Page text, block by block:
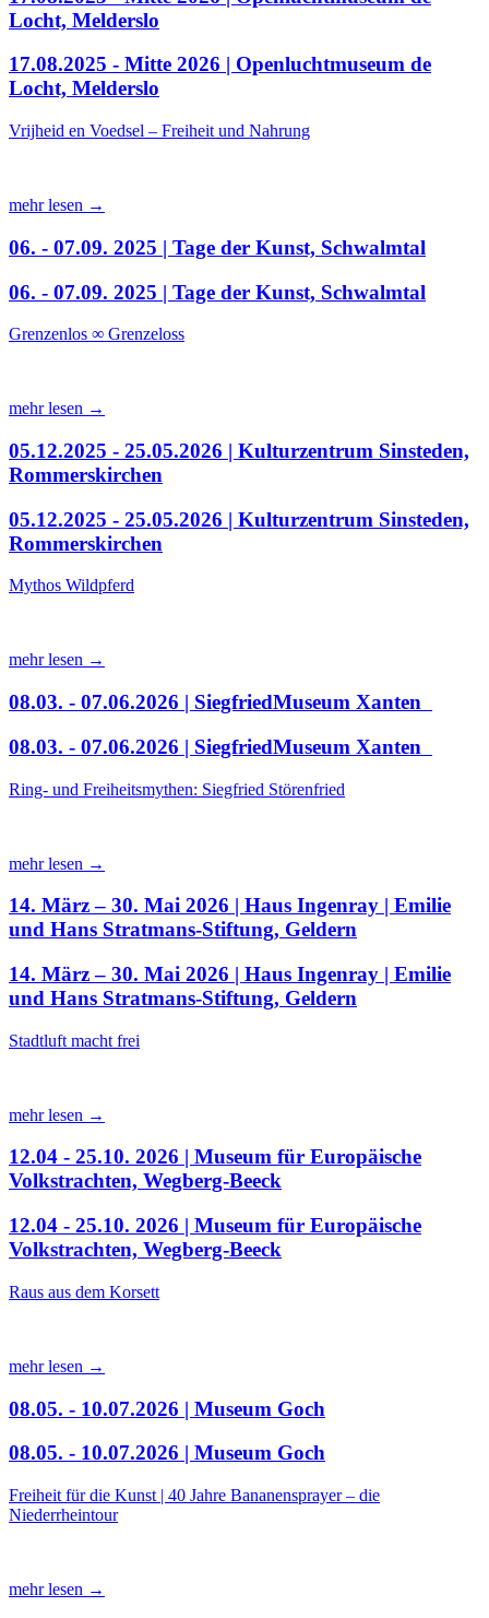
Locht, Melderslo
17.08.2025 - Mitte 2026 | Openluchtmuseum de
Locht, Melderslo
Vrijheid en Voedsel – Freiheit und Nahrung
mehr lesen →
06. - 07.09. 2025 | Tage der Kunst, Schwalmtal
06. - 07.09. 2025 | Tage der Kunst, Schwalmtal
Grenzenlos ∞ Grenzeloss
mehr lesen →
05.12.2025 - 25.05.2026 | Kulturzentrum Sinsteden,
Rommerskirchen
05.12.2025 - 25.05.2026 | Kulturzentrum Sinsteden,
Rommerskirchen
Mythos Wildpferd
mehr lesen →
08.03. - 07.06.2026 | SiegfriedMuseum Xanten
08.03. - 07.06.2026 | SiegfriedMuseum Xanten
Ring- und Freiheitsmythen: Siegfried Störenfried
mehr lesen →
14. März – 30. Mai 2026 | Haus Ingenray | Emilie
und Hans Stratmans-Stiftung, Geldern
14. März – 30. Mai 2026 | Haus Ingenray | Emilie
und Hans Stratmans-Stiftung, Geldern
Stadtluft macht frei
mehr lesen →
12.04 - 25.10. 2026 | Museum für Europäische
Volkstrachten, Wegberg-Beeck
12.04 - 25.10. 2026 | Museum für Europäische
Volkstrachten, Wegberg-Beeck
Raus aus dem Korsett
mehr lesen →
08.05. - 10.07.2026 | Museum Goch
08.05. - 10.07.2026 | Museum Goch
Freiheit für die Kunst | 40 Jahre Bananensprayer – die
Niederrheintour
mehr lesen →